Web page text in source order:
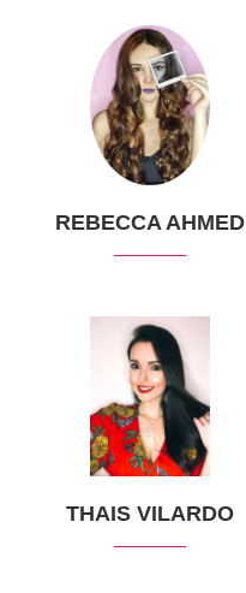
REBECCA AHMED
THAIS VILARDO